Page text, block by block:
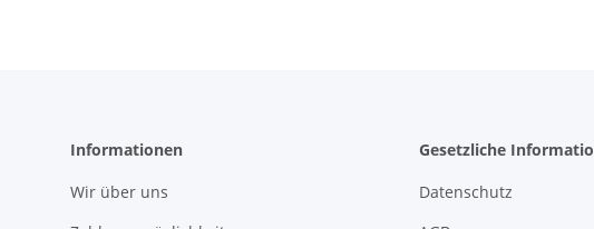
Informationen
Wir über uns
Gesetzliche
Datenschutz